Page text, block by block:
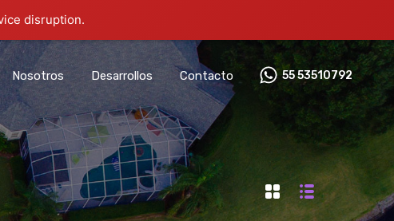
disruption.
Nosotros Desarrollos Contacto 55 53510792‬